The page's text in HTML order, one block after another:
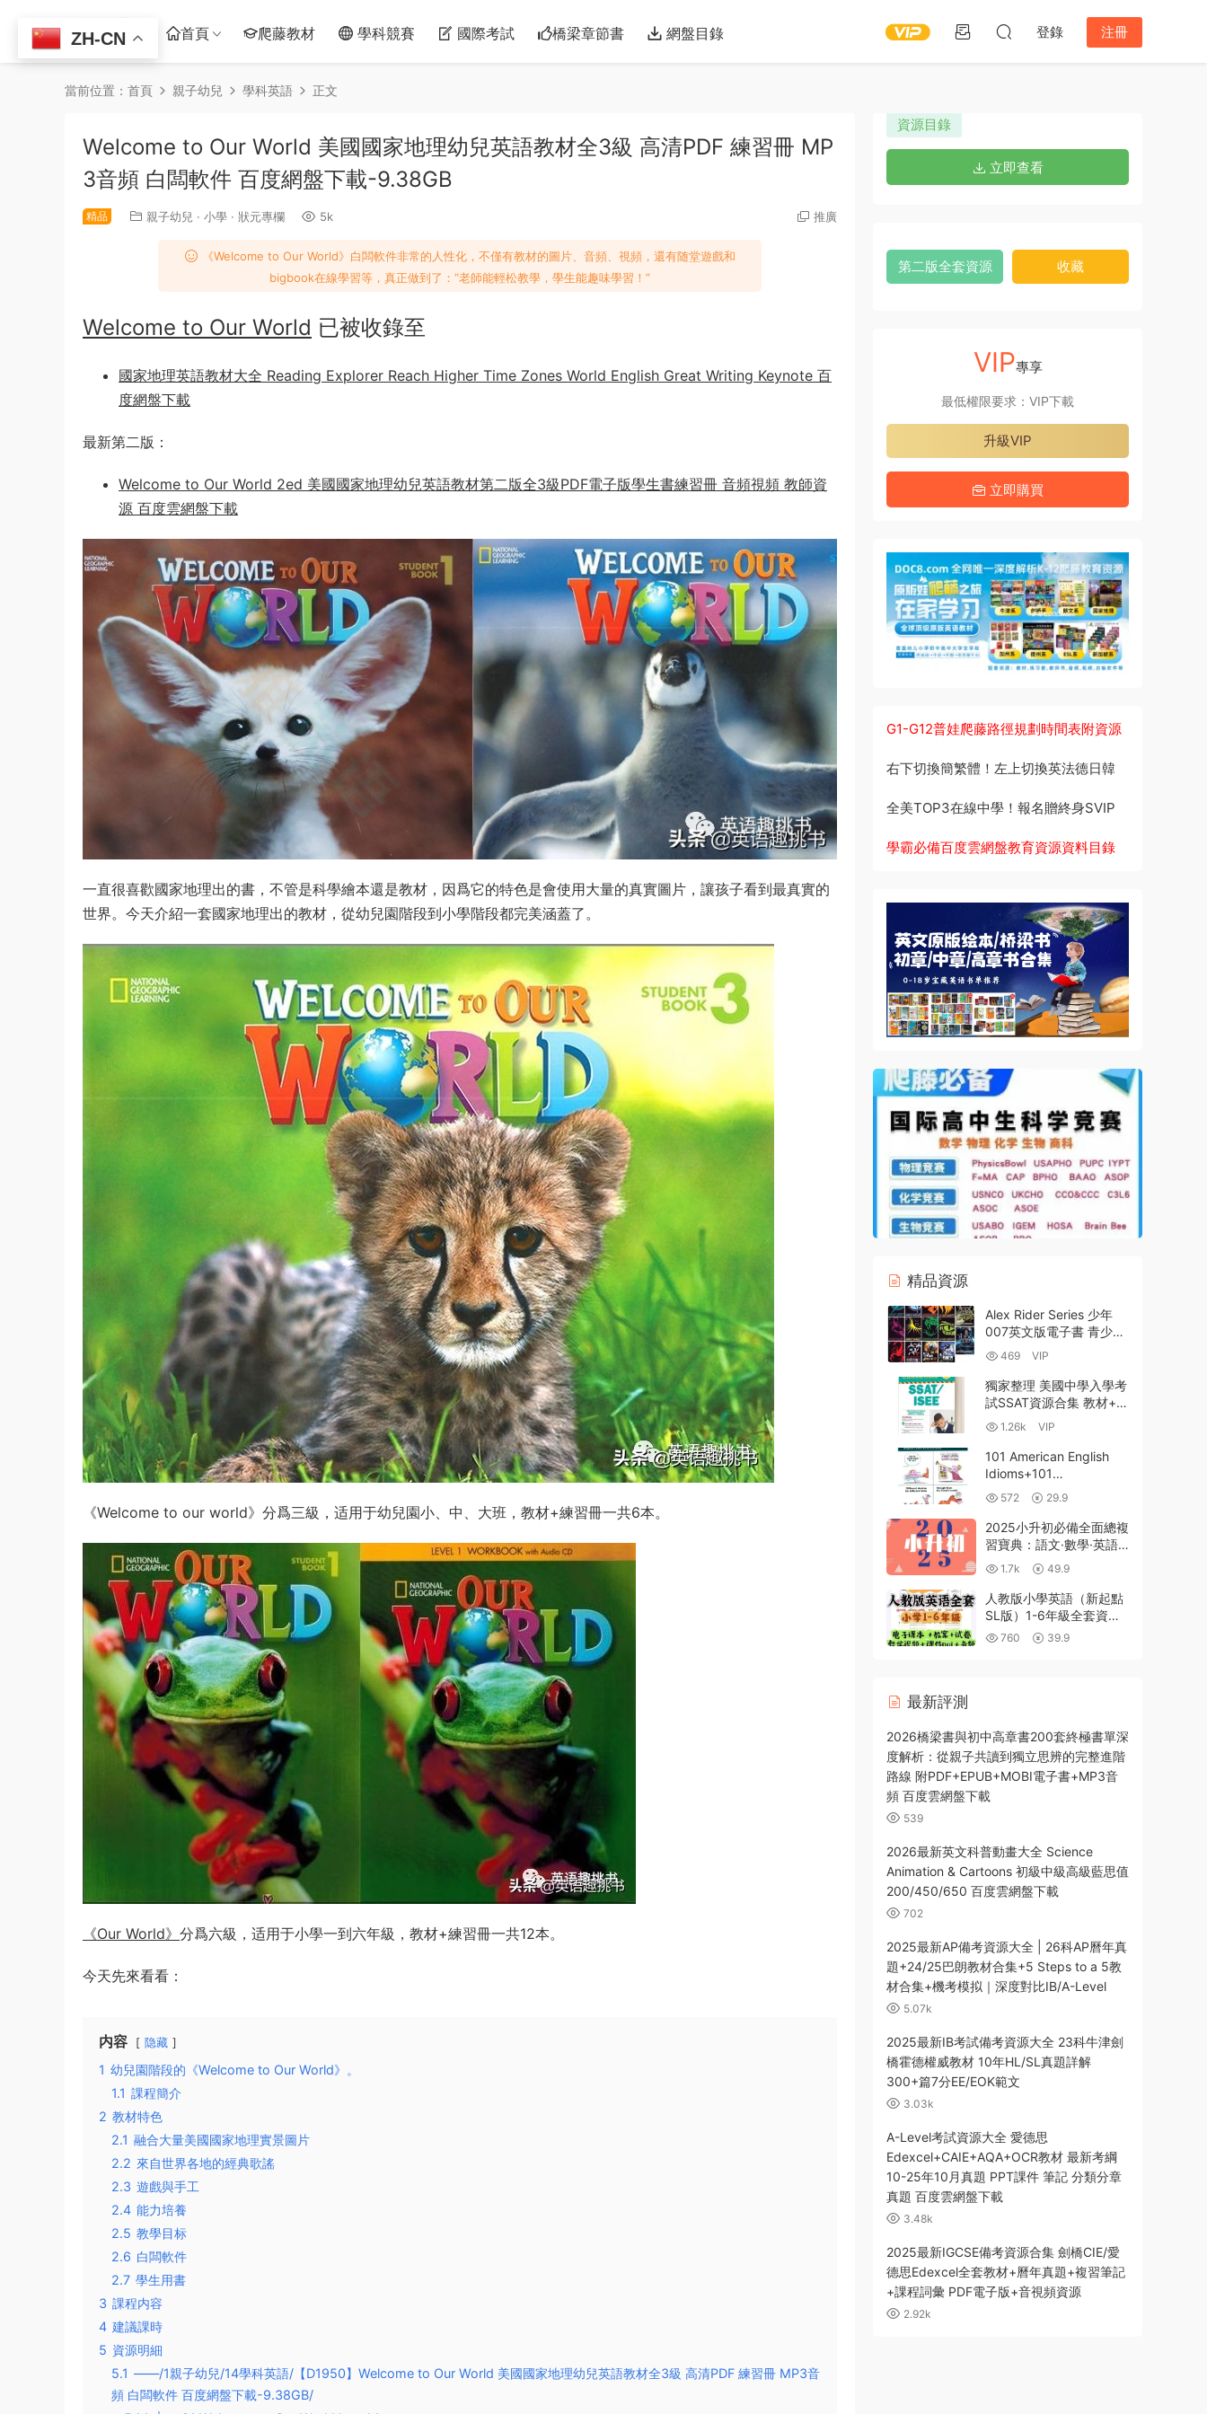
首頁 爬藤教材 學科競賽 國際考試 橋梁章節書 網盤目錄 登錄 注冊
當前位置： 首頁 親子幼兒 學科英語 正文
Welcome to Our World 美國國家地理幼兒英語教材全3級 高清PDF 練習冊 MP
3音頻 白闆軟件 百度網盤下載-9.38GB
精品 親子幼兒 · 小學 · 狀元專欄 5k 推廣
《Welcome to Our World》白闆軟件非常的人性化，不僅有教材的圖片、音頻、視頻，還有随堂遊戲和
bigbook在線學習等，真正做到了：“老師能輕松教學，學生能趣味學習！”
Welcome to Our World 已被收錄至
國家地理英語教材大全 Reading Explorer Reach Higher Time Zones World English Great Writing Keynote 百
度網盤下載
最新第二版：
Welcome to Our World 2ed 美國國家地理幼兒英語教材第二版全3級PDF電子版學生書練習冊 音頻視頻 教師資
源 百度雲網盤下載
一直很喜歡國家地理出的書，不管是科學繪本還是教材，因爲它的特色是會使用大量的真實圖片，讓孩子看到最真實的
世界。今天介紹一套國家地理出的教材，從幼兒園階段到小學階段都完美涵蓋了。
《Welcome to our world》分爲三級，适用于幼兒園小、中、大班，教材+練習冊一共6本。
《Our World》 分爲六級，适用于小學一到六年級，教材+練習冊一共12本。
今天先來看看：
内容 隐藏
1 幼兒園階段的《Welcome to Our World》。
1.1 課程簡介
2 教材特色
2.1 融合大量美國國家地理實景圖片
2.2 來自世界各地的經典歌謠
2.3 遊戲與手工
2.4 能力培養
2.5 教學目标
2.6 白闆軟件
2.7 學生用書
3 課程内容
4 建議課時
5 資源明細
5.1 ——/1親子幼兒/14學科英語/【D1950】Welcome to Our World 美國國家地理幼兒英語教材全3級 高清PDF 練習冊 MP3音
頻 白闆軟件 百度網盤下載-9.38GB/
資源目錄
立即查看
第二版全套資源 收藏
VIP專享
最低權限要求：VIP下載
升級VIP
立即購買
G1-G12普娃爬藤路徑規劃時間表附資源
右下切換簡繁體！左上切換英法德日韓
全美TOP3在線中學！報名贈終身SVIP
學霸必備百度雲網盤教育資源資料目錄
精品資源
Alex Rider Series 少年
007英文版電子書 青少年
間諜小說13冊
PDF+EPUB+MOBI電子版
MP3音頻 百度網盤下載
469 VIP
獨家整理 美國中學入學考
試SSAT資源合集 教材+套
題模拟題+數學+閱讀+複
習資料彙總 PDF+WORD
百度網盤
1.26k VIP
101 American English
Idioms+101
Proverbs+101 Riddles
303組美式英語俗語、諺
語與謎語PDF電子版下載
572 29.9
2025小升初必備全面總複
習寶典：語文·數學·英語
知識點精講+專項訓練+真
題模拟+錯題精析（人教
版/部編版通用）百度網盤
1.7k 49.9
人教版小學英語（新起點
SL版）1-6年級全套資源
合集 PDF電子課本+PPT
760 39.9
最新評測
2026橋梁書與初中高章書200套終極書單深
度解析：從親子共讀到獨立思辨的完整進階
路線 附PDF+EPUB+MOBI電子書+MP3音
頻 百度雲網盤下載
539
2026最新英文科普動畫大全 Science
Animation & Cartoons 初級中級高級藍思值
200/450/650 百度雲網盤下載
702
2025最新AP備考資源大全 | 26科AP曆年真
題+24/25巴朗教材合集+5 Steps to a 5教
材合集+機考模拟｜深度對比IB/A-Level
5.07k
2025最新IB考試備考資源大全 23科牛津劍
橋霍德權威教材 10年HL/SL真題詳解
300+篇7分EE/EOK範文
3.03k
A-Level考試資源大全 愛德思
Edexcel+CAIE+AQA+OCR教材 最新考綱
10-25年10月真題 PPT課件 筆記 分類分章
真題 百度雲網盤下載
3.48k
2025最新IGCSE備考資源合集 劍橋CIE/愛
德思Edexcel全套教材+曆年真題+複習筆記
+課程詞彙 PDF電子版+音視頻資源
2.92k
ZH-CN